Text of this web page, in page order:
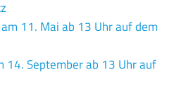
11. Mai ab 13 Uhr auf dem
14. September ab 13 Uhr auf